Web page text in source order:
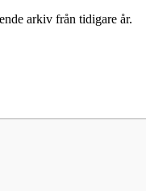
arkiv från tidigare år.